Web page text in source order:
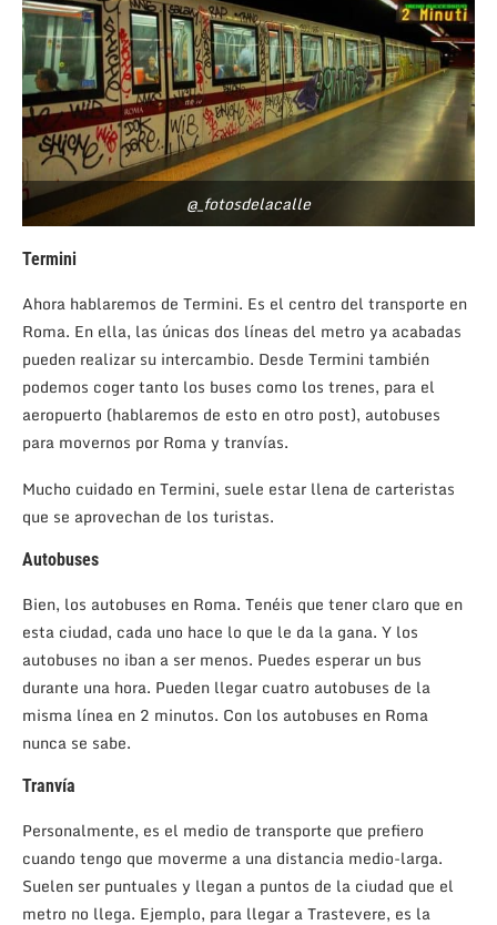
@_fotosdelacalle
Termini
Ahora hablaremos de Termini. Es el centro del transporte en
Roma. En ella, las únicas dos líneas del metro ya acabadas
pueden realizar su intercambio. Desde Termini también
podemos coger tanto los buses como los trenes, para el
aeropuerto (hablaremos de esto en otro post), autobuses
para movernos por Roma y tranvías.
Mucho cuidado en Termini, suele estar llena de carteristas
que se aprovechan de los turistas.
Autobuses
Bien, los autobuses en Roma. Tenéis que tener claro que en
esta ciudad, cada uno hace lo que le da la gana. Y los
autobuses no iban a ser menos. Puedes esperar un bus
durante una hora. Pueden llegar cuatro autobuses de la
misma línea en 2 minutos. Con los autobuses en Roma
nunca se sabe.
Tranvía
Personalmente, es el medio de transporte que prefiero
cuando tengo que moverme a una distancia medio-larga.
Suelen ser puntuales y llegan a puntos de la ciudad que el
metro no llega. Ejemplo, para llegar a Trastevere, es la